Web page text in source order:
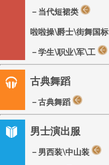
－当代短裙类
啦啦操\爵士\街舞国标
－学生\职业\军\工
古典舞蹈
－古典舞蹈
男士演出服
－男西装\中山装